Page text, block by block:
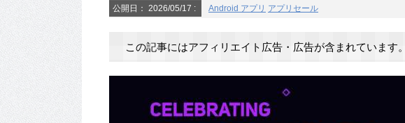
公開日： 2026/05/17 : Android アプリ アプリセール
この記事にはアフィリエイト広告・広告が含まれています。